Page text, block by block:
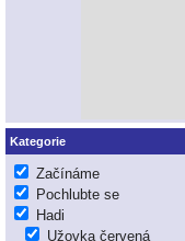
Kategorie
Začínáme
Pochlubte se
Hadi
Užovka červená